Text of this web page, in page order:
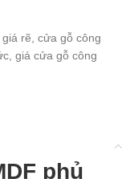
rẽ cửa gỗ công
giá cửa gỗ công
phủ